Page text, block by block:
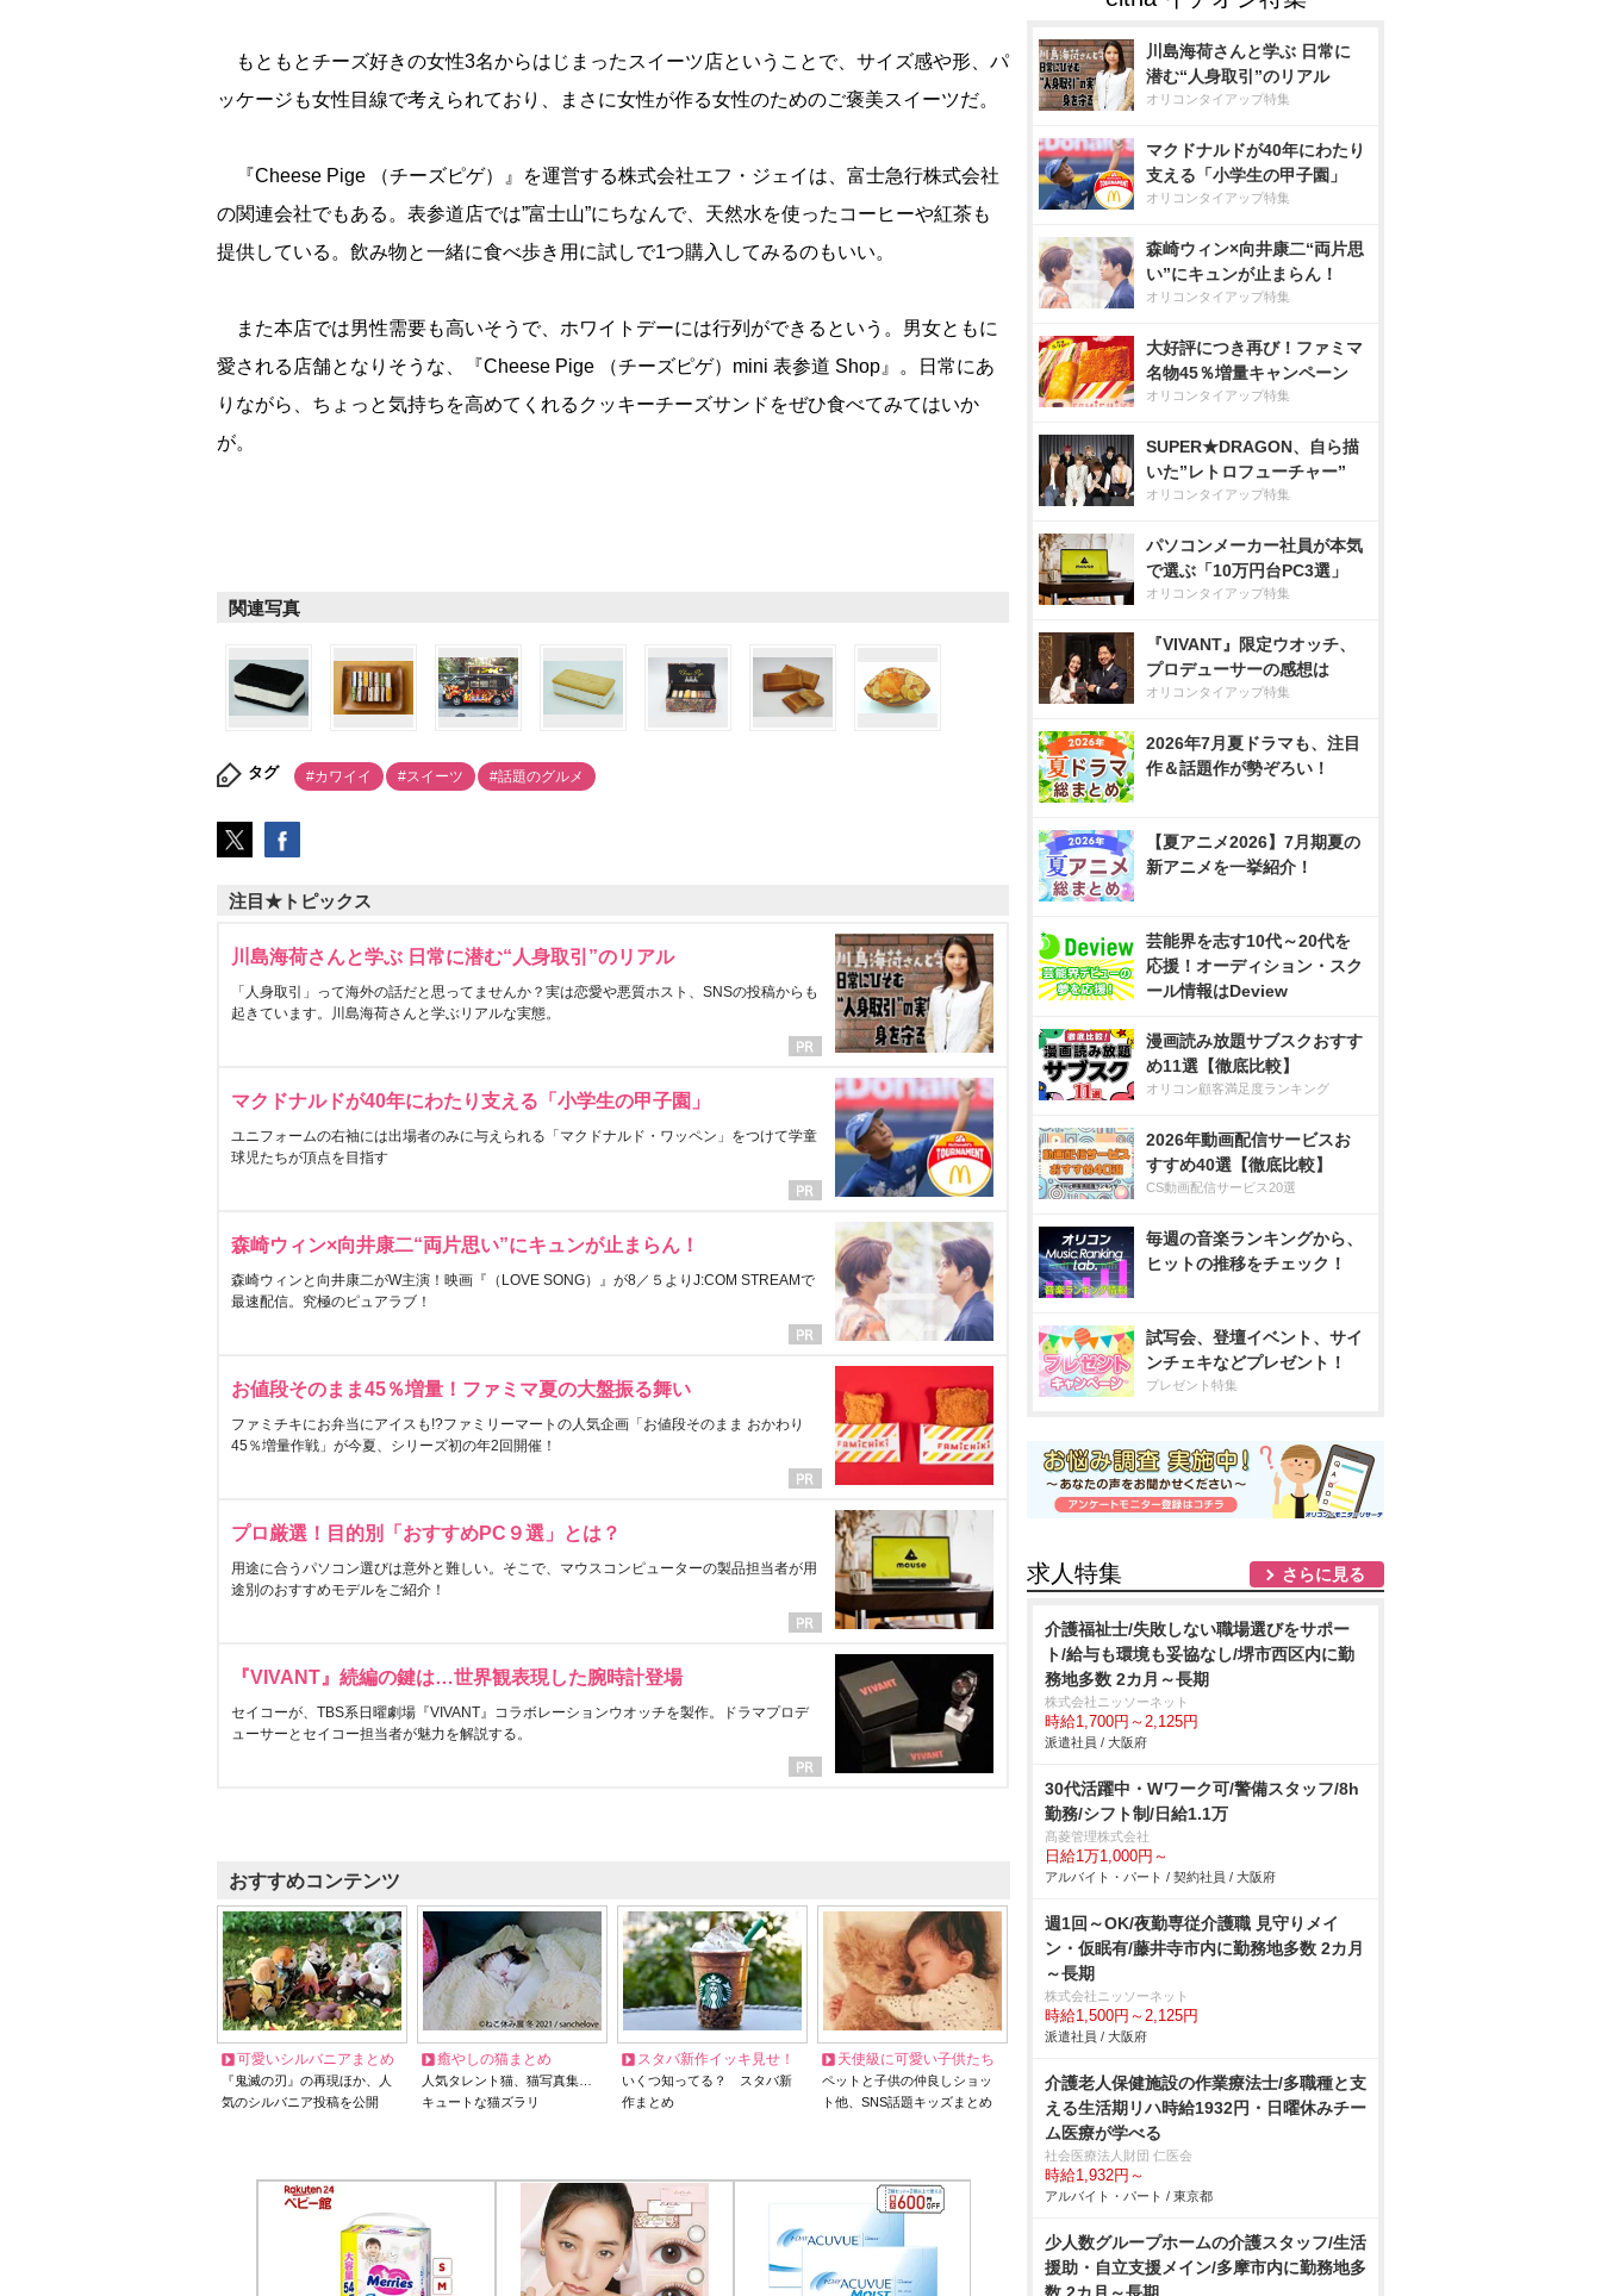
もともとチーズ好きの女性3名からはじまったスイーツ店ということで、サイズ感や形、パ
ッケージも女性目線で考えられており、まさに女性が作る女性のためのご褒美スイーツだ。
『Cheese Pige （チーズピゲ）』を運営する株式会社エフ・ジェイは、富士急行株式会社
の関連会社でもある。表参道店では”富士山”にちなんで、天然水を使ったコーヒーや紅茶も
提供している。飲み物と一緒に食べ歩き用に試しで1つ購入してみるのもいい。
また本店では男性需要も高いそうで、ホワイトデーには行列ができるという。男女ともに
愛される店舗となりそうな、『Cheese Pige （チーズピゲ）mini 表参道 Shop』。日常にあ
りながら、ちょっと気持ちを高めてくれるクッキーチーズサンドをぜひ食べてみてはいか
が。
関連写真
タグ #カワイイ #スイーツ #話題のグルメ
注目★トピックス
川島海荷さんと学ぶ 日常に潜む“人身取引”のリアル
「人身取引」って海外の話だと思ってませんか？実は恋愛や悪質ホスト、SNSの投稿からも
起きています。川島海荷さんと学ぶリアルな実態。
マクドナルドが40年にわたり支える「小学生の甲子園」
ユニフォームの右袖には出場者のみに与えられる「マクドナルド・ワッペン」をつけて学童
球児たちが頂点を目指す
森崎ウィン×向井康二“両片思い”にキュンが止まらん！
森崎ウィンと向井康二がW主演！映画『（LOVE SONG）』が8／５よりJ:COM STREAMで
最速配信。究極のピュアラブ！
お値段そのまま45％増量！ファミマ夏の大盤振る舞い
ファミチキにお弁当にアイスも!?ファミリーマートの人気企画「お値段そのまま おかわり
45％増量作戦」が今夏、シリーズ初の年2回開催！
プロ厳選！目的別「おすすめPC９選」とは？
用途に合うパソコン選びは意外と難しい。そこで、マウスコンピューターの製品担当者が用
途別のおすすめモデルをご紹介！
『VIVANT』続編の鍵は…世界観表現した腕時計登場
セイコーが、TBS系日曜劇場『VIVANT』コラボレーションウオッチを製作。ドラマプロデ
ューサーとセイコー担当者が魅力を解説する。
おすすめコンテンツ
可愛いシルバニアまとめ
『鬼滅の刃』の再現ほか、人
気のシルバニア投稿を公開
癒やしの猫まとめ
人気タレント猫、猫写真集…
キュートな猫ズラリ
スタバ新作イッキ見せ！
いくつ知ってる？ スタバ新
作まとめ
天使級に可愛い子供たち
ペットと子供の仲良しショッ
ト他、SNS話題キッズまとめ
川島海荷さんと学ぶ 日常に
潜む“人身取引”のリアル
オリコンタイアップ特集
マクドナルドが40年にわたり
支える「小学生の甲子園」
オリコンタイアップ特集
森崎ウィン×向井康二“両片思
い”にキュンが止まらん！
オリコンタイアップ特集
大好評につき再び！ファミマ
名物45％増量キャンペーン
オリコンタイアップ特集
SUPER★DRAGON、自ら描
いた”レトロフューチャー”
オリコンタイアップ特集
パソコンメーカー社員が本気
で選ぶ「10万円台PC3選」
オリコンタイアップ特集
『VIVANT』限定ウオッチ、
プロデューサーの感想は
オリコンタイアップ特集
2026年7月夏ドラマも、注目
作＆話題作が勢ぞろい！
【夏アニメ2026】7月期夏の
新アニメを一挙紹介！
芸能界を志す10代～20代を
応援！オーディション・スク
ール情報はDeview
漫画読み放題サブスクおすす
め11選【徹底比較】
オリコン顧客満足度ランキング
2026年動画配信サービスお
すすめ40選【徹底比較】
CS動画配信サービス20選
毎週の音楽ランキングから、
ヒットの推移をチェック！
試写会、登壇イベント、サイ
ンチェキなどプレゼント！
プレゼント特集
求人特集 さらに見る
介護福祉士/失敗しない職場選びをサポー
ト/給与も環境も妥協なし/堺市西区内に勤
務地多数 2カ月～長期
株式会社ニッソーネット
時給1,700円～2,125円
派遣社員 / 大阪府
30代活躍中・Wワーク可/警備スタッフ/8h
勤務/シフト制/日給1.1万
髙菱管理株式会社
日給1万1,000円～
アルバイト・パート / 契約社員 / 大阪府
週1回～OK/夜勤専従介護職 見守りメイ
ン・仮眠有/藤井寺市内に勤務地多数 2カ月
～長期
株式会社ニッソーネット
時給1,500円～2,125円
派遣社員 / 大阪府
介護老人保健施設の作業療法士/多職種と支
える生活期リハ時給1932円・日曜休みチー
ム医療が学べる
社会医療法人財団 仁医会
時給1,932円～
アルバイト・パート / 東京都
少人数グループホームの介護スタッフ/生活
援助・自立支援メイン/多摩市内に勤務地多